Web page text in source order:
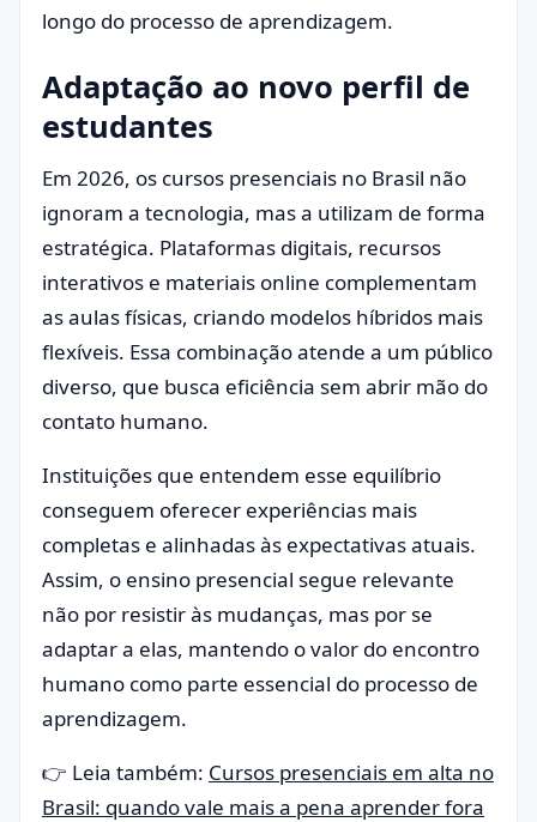
longo do processo de aprendizagem.
Adaptação ao novo perfil de
estudantes
Em 2026, os cursos presenciais no Brasil não
ignoram a tecnologia, mas a utilizam de forma
estratégica. Plataformas digitais, recursos
interativos e materiais online complementam
as aulas físicas, criando modelos híbridos mais
flexíveis. Essa combinação atende a um público
diverso, que busca eficiência sem abrir mão do
contato humano.
Instituições que entendem esse equilíbrio
conseguem oferecer experiências mais
completas e alinhadas às expectativas atuais.
Assim, o ensino presencial segue relevante
não por resistir às mudanças, mas por se
adaptar a elas, mantendo o valor do encontro
humano como parte essencial do processo de
aprendizagem.
👉 Leia também: Cursos presenciais em alta no
Brasil: quando vale mais a pena aprender fora